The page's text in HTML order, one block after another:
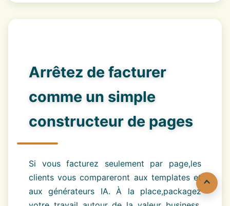
Arrêtez de facturer
comme un simple
constructeur de pages
Si vous facturez seulement par page,les
clients vous compareront aux templates et
aux générateurs IA. À la place,packagez